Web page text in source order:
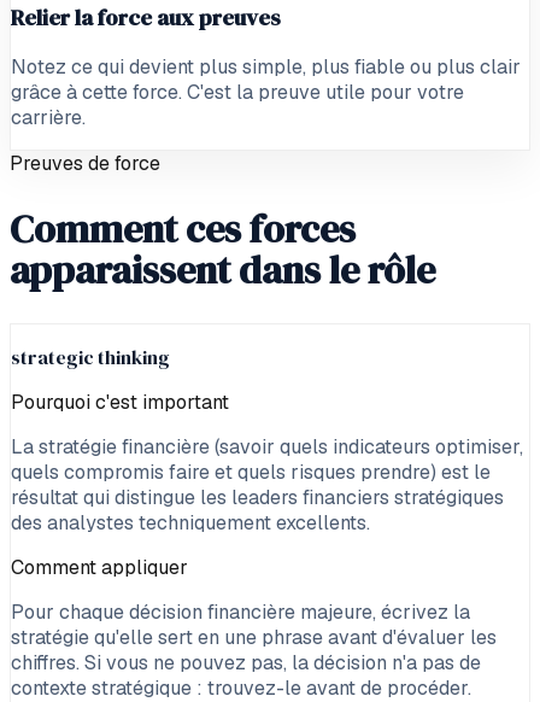
Relier la force aux preuves
Notez ce qui devient plus simple, plus fiable ou plus clair
grâce à cette force. C'est la preuve utile pour votre
carrière.
Preuves de force
Comment ces forces
apparaissent dans le rôle
strategic thinking
Pourquoi c'est important
La stratégie financière (savoir quels indicateurs optimiser,
quels compromis faire et quels risques prendre) est le
résultat qui distingue les leaders financiers stratégiques
des analystes techniquement excellents.
Comment appliquer
Pour chaque décision financière majeure, écrivez la
stratégie qu'elle sert en une phrase avant d'évaluer les
chiffres. Si vous ne pouvez pas, la décision n'a pas de
contexte stratégique : trouvez-le avant de procéder.